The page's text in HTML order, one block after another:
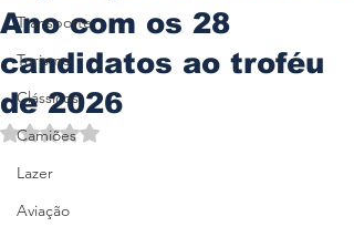
Transporte
Turismo
Clássicos
Camiões
Lazer
Aviação
Ano com os 28
candidatos ao troféu
de 2026
Avaliado com NaN de 5 estrelas.